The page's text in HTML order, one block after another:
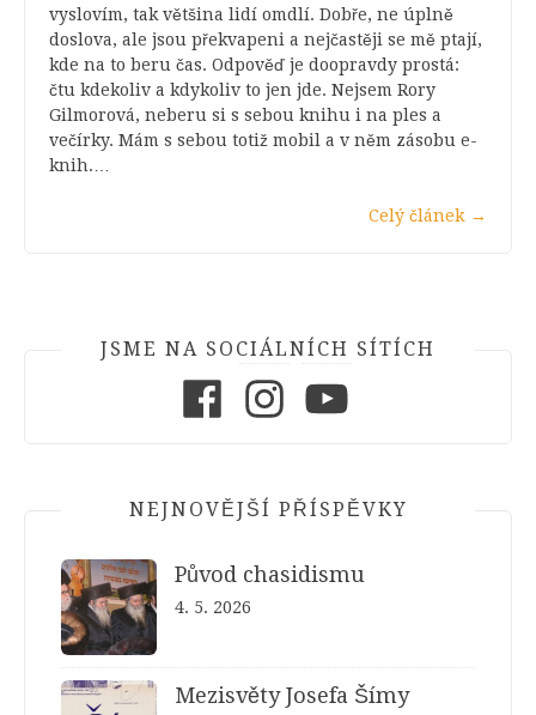
vyslovím, tak většina lidí omdlí. Dobře, ne úplně
doslova, ale jsou překvapeni a nejčastěji se mě ptají,
kde na to beru čas. Odpověď je doopravdy prostá:
čtu kdekoliv a kdykoliv to jen jde. Nejsem Rory
Gilmorová, neberu si s sebou knihu i na ples a
večírky. Mám s sebou totiž mobil a v něm zásobu e-
knih.…
Celý článek →
JSME NA SOCIÁLNÍCH SÍTÍCH
NEJNOVĚJŠÍ PŘÍSPĚVKY
Původ chasidismu
4. 5. 2026
Mezisvěty Josefa Šímy